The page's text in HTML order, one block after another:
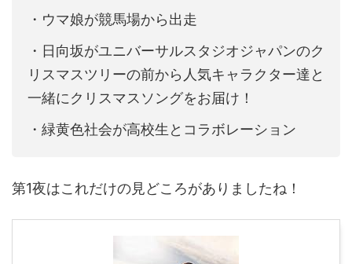
・ウマ娘が競馬場から出走
・日向坂がユニバーサルスタジオジャパンのク
リスマスツリーの前から人気キャラクター達と
一緒にクリスマスソングをお届け！
・緑黄色社会が高校生とコラボレーション
第1夜はこれだけの見どころがありましたね！